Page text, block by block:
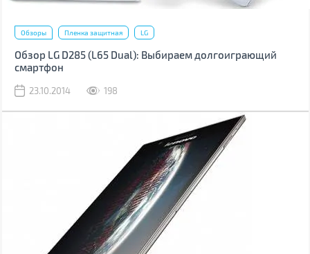
Обзоры Пленка защитная LG
Обзор LG D285 (L65 Dual): Выбираем долгоиграющий
смартфон
23.10.2014 198